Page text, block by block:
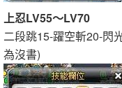
上忍LV55～LV70
二段跳15-躍空斬20-閃
為沒書)